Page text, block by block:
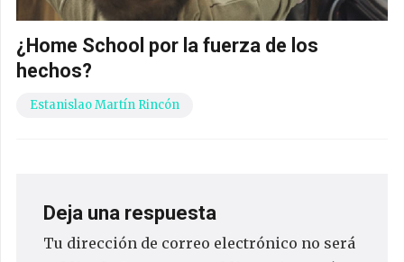
¿Home School por la fuerza de los
hechos?
Estanislao Martín Rincón
Deja una respuesta
Tu dirección de correo electrónico no será